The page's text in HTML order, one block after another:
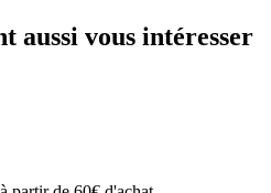
aussi vous intéresser